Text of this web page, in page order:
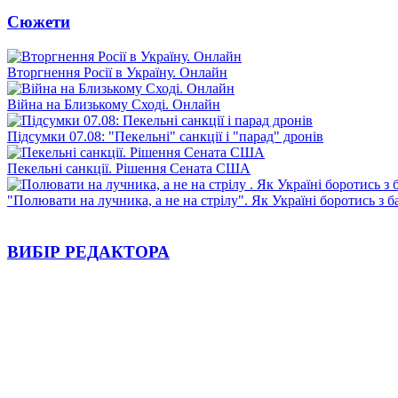
Сюжети
Вторгнення Росії в Україну. Онлайн
Війна на Близькому Сході. Онлайн
Підсумки 07.08: "Пекельні" санкції і "парад" дронів
Пекельні санкції. Рішення Сената США
"Полювати на лучника, а не на стрілу". Як Україні боротись з
ВИБІР РЕДАКТОРА